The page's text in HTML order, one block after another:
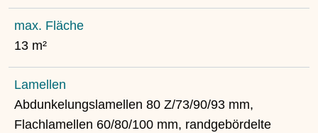
max. Fläche
13 m²
Lamellen
Abdunkelungslamellen 80 Z/73/90/93 mm,
Flachlamellen 60/80/100 mm, randgebördelte